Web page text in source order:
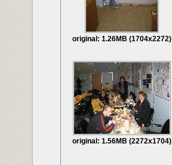
original: 1.26MB (1704x2272)
original: 1.56MB (2272x1704)